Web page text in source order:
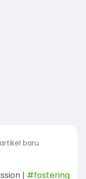
baru
| #fostering